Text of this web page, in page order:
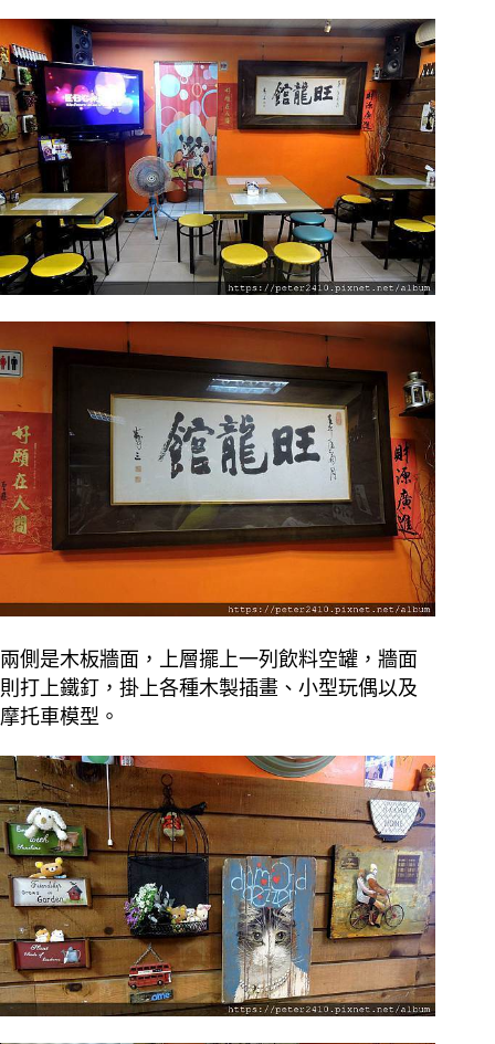
兩側是木板牆面，上層擺上一列飲料空罐，牆面
則打上鐵釘，掛上各種木製插畫、小型玩偶以及
摩托車模型。